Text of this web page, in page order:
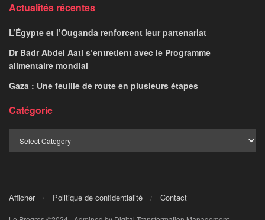
Actualités récentes
L’Égypte et l’Ouganda renforcent leur partenariat
Dr Badr Abdel Aati s’entretient avec le Programme
alimentaire mondial
Gaza : Une feuille de route en plusieurs étapes
Catégorie
Afficher Politique de confidentialité Contact